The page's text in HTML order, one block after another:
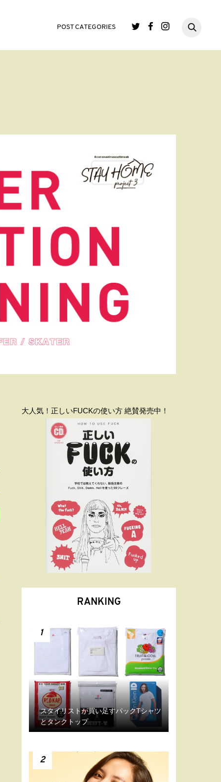
POST CATEGORIES
大人気！正しいFUCKの使い方 絶賛発売中！
RANKING
1
スタイリストが買い足すパックTシャツ
とタンクトップ
2